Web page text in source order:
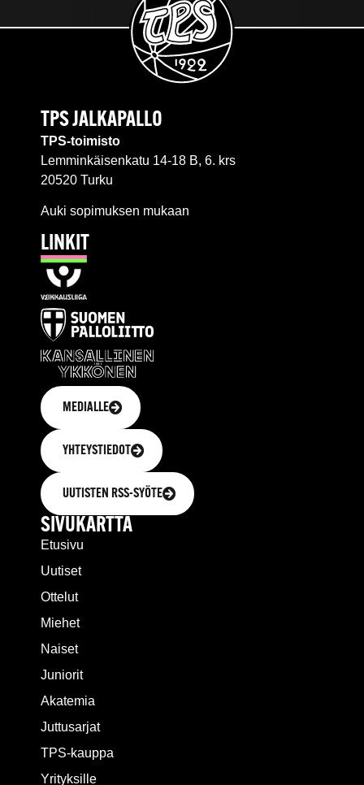
TPS JALKAPALLO
TPS-toimisto
Lemminkäisenkatu 14-18 B, 6. krs
20520 Turku
Auki sopimuksen mukaan
LINKIT
MEDIALLE
YHTEYSTIEDOT
UUTISTEN RSS-SYÖTE
SIVUKARTTA
Etusivu
Uutiset
Ottelut
Miehet
Naiset
Juniorit
Akatemia
Juttusarjat
TPS-kauppa
Yrityksille